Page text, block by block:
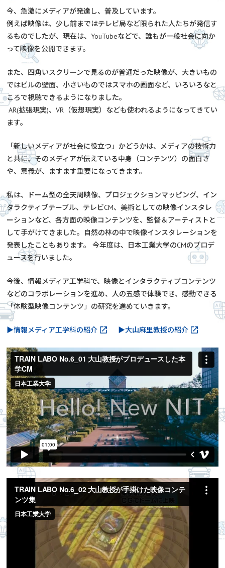
今、急激にメディアが発達し、普及しています。
例えば映像は、少し前まではテレビ局など限られた人たちが発信す
るものでしたが、現在は、YouTubeなどで、誰もが一般社会に向か
って映像を公開できます。
また、四角いスクリーンで見るのが普通だった映像が、大きいもの
ではビルの壁面、小さいものではスマホの画面など、いろいろなと
ころで視聴できるようになりました。
AR(拡張現実)、VR（仮想現実）なども使われるようになってきてい
ます。
「新しいメディアが社会に役立つ」かどうかは、メディアの技術力
と共に、そのメディアが伝えている中身（コンテンツ）の面白さ
や、意義が、ますます重要になってきます。
私は、ドーム型の全天周映像、プロジェクションマッピング、イン
タラクティブテーブル、テレビCM、美術としての映像インスタレ
ーションなど、各方面の映像コンテンツを、監督＆アーティストと
して手がけてきました。自然の林の中で映像インスタレーションを
発表したこともあります。 今年度は、日本工業大学のCMのプロデ
ュースを行いました。
今後、情報メディア工学科で、映像とインタラクティブコンテンツ
などのコラボレーションを進め、人の五感で体験でき、感動できる
「体験型映像コンテンツ」の研究を進めていきます。
▶情報メディア工学科の紹介 ▶大山麻里教授の紹介